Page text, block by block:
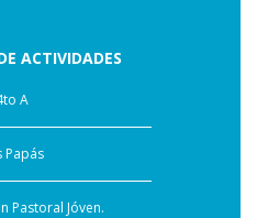
ACTIVIDADES
A
Papás
Pastoral Jóven.